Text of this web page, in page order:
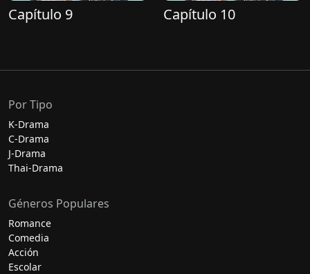
Capítulo 9 Capítulo 10
Por Tipo
K-Drama
C-Drama
J-Drama
Thai-Drama
Géneros Populares
Romance
Comedia
Acción
Escolar